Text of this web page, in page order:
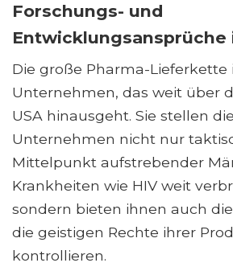
Forschungs- und
Entwicklungsansprüche
Die große Pharma-Lieferkette
Unternehmen, das weit über
USA hinausgeht. Sie stellen
Unternehmen nicht nur
Mittelpunkt aufstrebender
Krankheiten wie HIV weit
sondern bieten ihnen auch
die geistigen Rechte ihrer
kontrollieren.